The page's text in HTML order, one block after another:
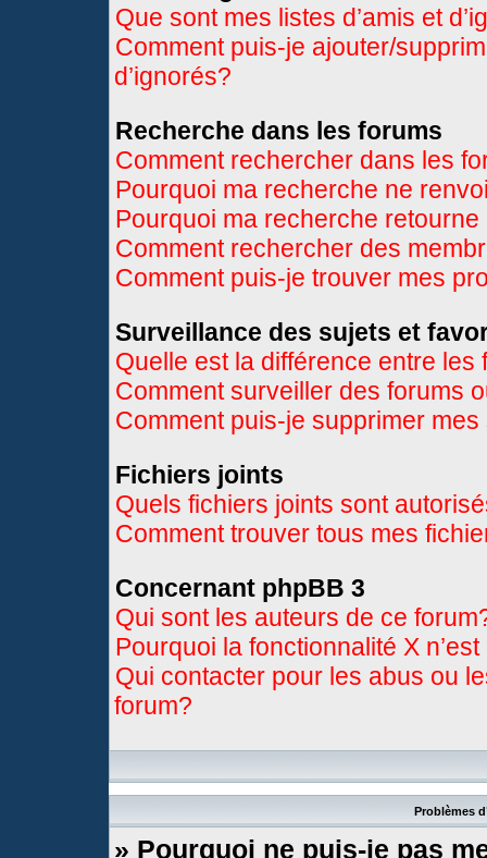
Que sont mes listes d’amis et
Comment puis-je ajouter/
d’ignorés?
Recherche dans les forums
Comment rechercher dans les
Pourquoi ma recherche ne
Pourquoi ma recherche
Comment rechercher des
Comment puis-je trouver mes
Surveillance des sujets et
Quelle est la différence entre
Comment surveiller des forums
Comment puis-je supprimer
Fichiers joints
Quels fichiers joints sont
Comment trouver tous mes
Concernant phpBB 3
Qui sont les auteurs de ce
Pourquoi la fonctionnalité X
Qui contacter pour les abus ou
forum?
Problèmes
» Pourquoi ne puis-je pas